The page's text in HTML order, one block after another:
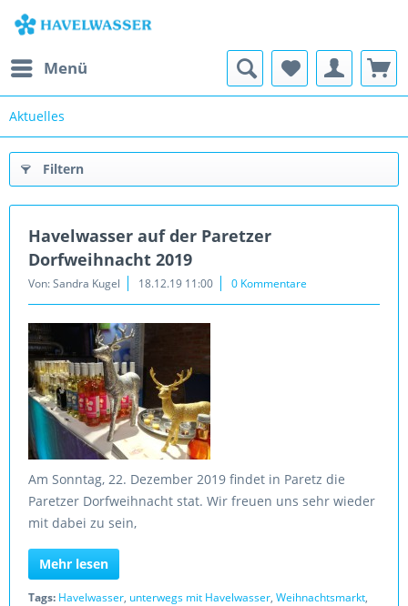
Menü
Aktuelles
Filtern
Havelwasser auf der Paretzer
Dorfweihnacht 2019
Von: Sandra Kugel 18.12.19 11:00 0 Kommentare
Am Sonntag, 22. Dezember 2019 findet in Paretz die
Paretzer Dorfweihnacht stat. Wir freuen uns sehr wieder
mit dabei zu sein,
Mehr lesen
Tags: Havelwasser, unterwegs mit Havelwasser, Weihnachtsmarkt,